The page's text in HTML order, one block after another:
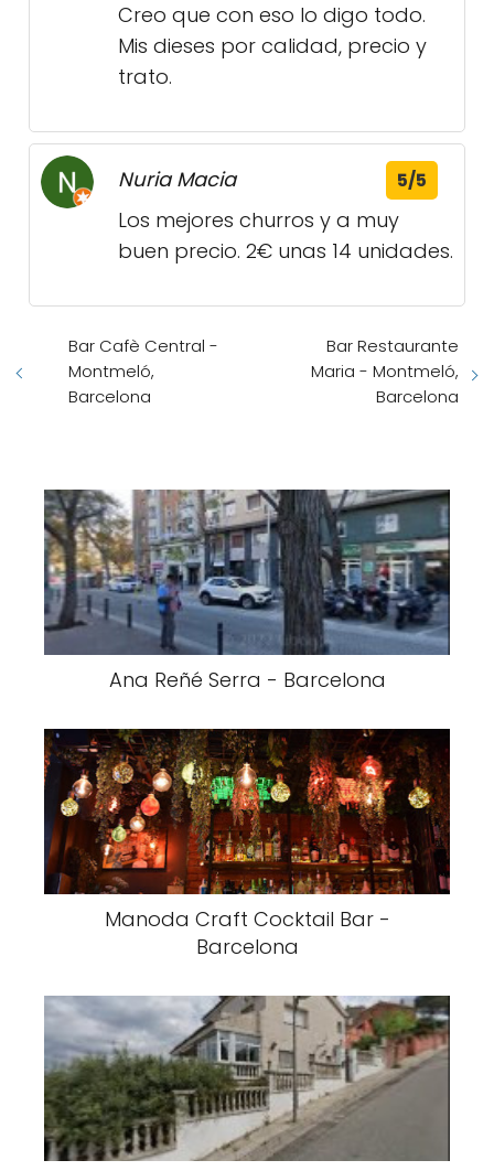
Creo que con eso lo digo todo.
Mis dieses por calidad, precio y
trato.
Nuria Macia 5/5
Los mejores churros y a muy
buen precio. 2€ unas 14 unidades.
Bar Cafè Central -
Montmeló,
Barcelona
Bar Restaurante
Maria - Montmeló,
Barcelona
Ana Reñé Serra - Barcelona
Manoda Craft Cocktail Bar -
Barcelona